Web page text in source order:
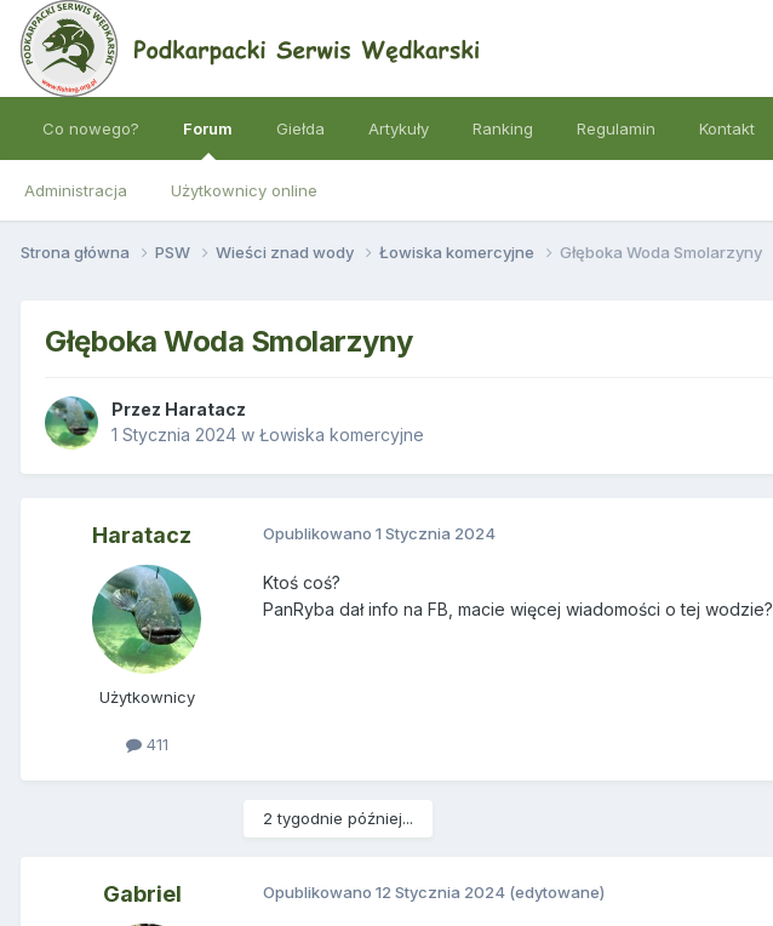
Co nowego? Forum
Administracja Użytkownicy online
Giełda Artykuły Ranking Regulamin Kontakt
Strona główna PSW Wieści znad wody Łowiska komercyjne Głęboka Woda Smolarzyny
Głęboka Woda Smolarzyny
Przez Haratacz
1 Stycznia 2024 w Łowiska komercyjne
Haratacz
Użytkownicy
411
Opublikowano 1 Stycznia 2024
Ktoś coś?
PanRyba dał info na FB, macie więcej wiadomości o tej wodzie?
2 tygodnie później...
Gabriel Opublikowano 12 Stycznia 2024 (edytowane)